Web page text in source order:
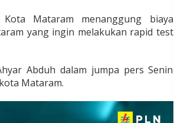
Mataram menanggung biaya
yang ingin melakukan rapid test
Abduh dalam jumpa pers Senin
Mataram.